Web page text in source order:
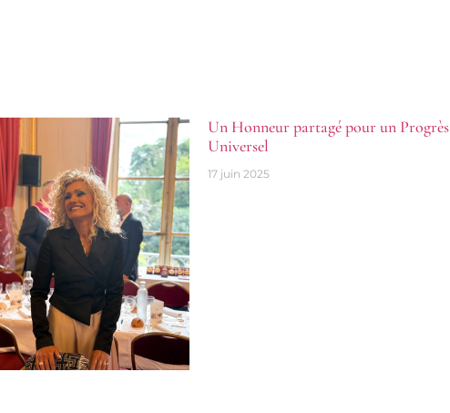
Un Honneur partagé pour un Progrès
Universel
17 juin 2025